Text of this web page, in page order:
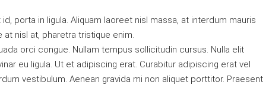
porta in ligula. Aliquam laoreet nisl massa, at interdum mauris
nisl at, pharetra tristique enim.
orci congue. Nullam tempus sollicitudin cursus. Nulla elit
eu ligula. Ut et adipiscing erat. Curabitur adipiscing erat vel
vestibulum. Aenean gravida mi non aliquet porttitor. Praesent